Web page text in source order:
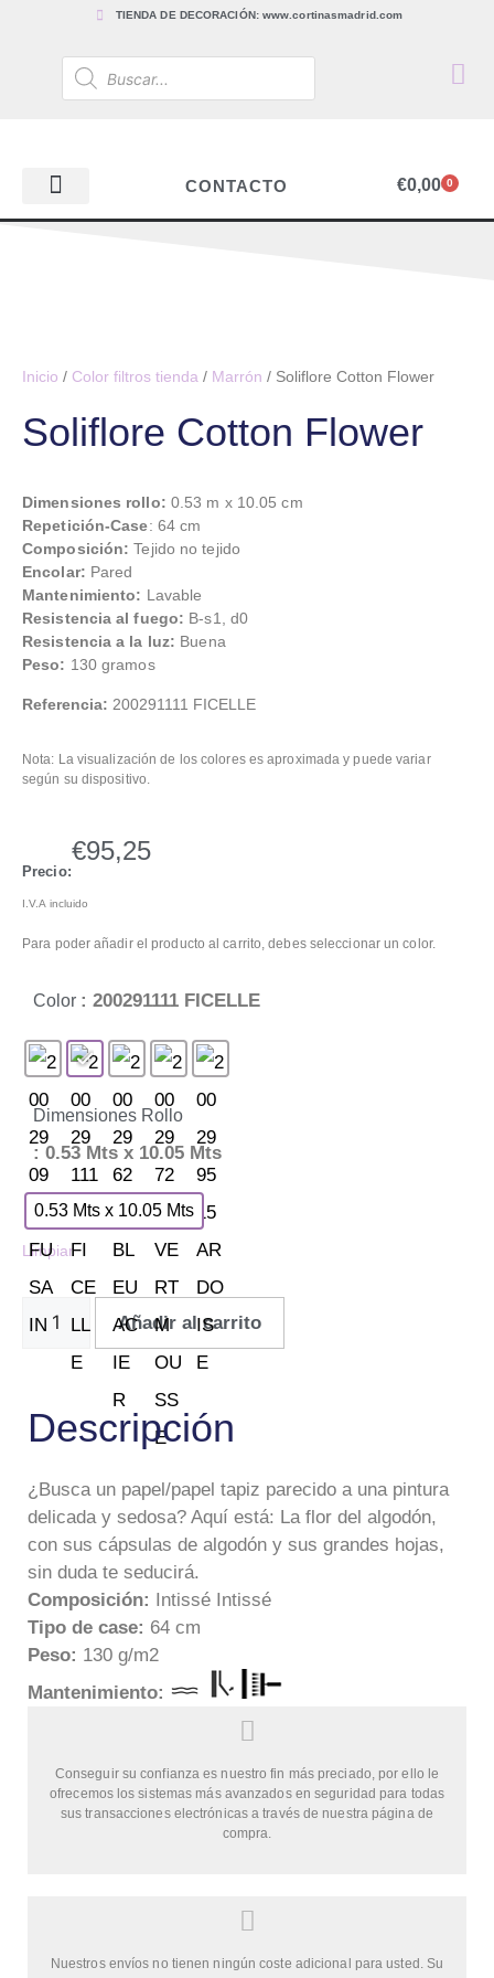
TIENDA DE DECORACIÓN: www.cortinasmadrid.com
CONTACTO €0,00 0
Inicio / Color filtros tienda / Marrón / Soliflore Cotton Flower
Soliflore Cotton Flower
Dimensiones rollo: 0.53 m x 10.05 cm
Repetición-Case: 64 cm
Composición: Tejido no tejido
Encolar: Pared
Mantenimiento: Lavable
Resistencia al fuego: B-s1, d0
Resistencia a la luz: Buena
Peso: 130 gramos
Referencia: 200291111 FICELLE
Nota: La visualización de los colores es aproximada y puede variar
según su dispositivo.
Precio:
€95,25
I.V.A incluido
Para poder añadir el producto al carrito, debes seleccionar un color.
Color : 200291111 FICELLE
Dimensiones Rollo
: 0.53 Mts x 10.05 Mts
0.53 Mts x 10.05 Mts
Limpiar
Añadir al carrito
Descripción
¿Busca un papel/papel tapiz parecido a una pintura
delicada y sedosa? Aquí está: La flor del algodón,
con sus cápsulas de algodón y sus grandes hojas,
sin duda te seducirá.
Composición: Intissé Intissé
Tipo de case: 64 cm
Peso: 130 g/m2
Mantenimiento:
Conseguir su confianza es nuestro fin más preciado, por ello le
ofrecemos los sistemas más avanzados en seguridad para todas
sus transacciones electrónicas a través de nuestra página de
compra.
Nuestros envíos no tienen ningún coste adicional para usted. Su